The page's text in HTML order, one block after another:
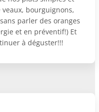
bourguignons,
parler des oranges
et en préventif!) Et
à déguster!!!